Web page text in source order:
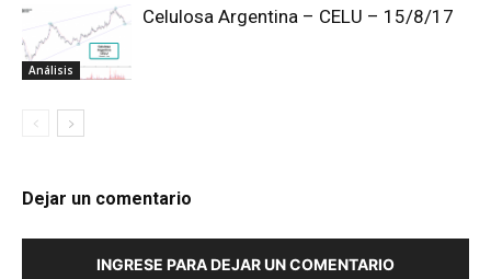
Análisis
Celulosa Argentina – CELU – 15/8/17
Dejar un comentario
INGRESE PARA DEJAR UN COMENTARIO